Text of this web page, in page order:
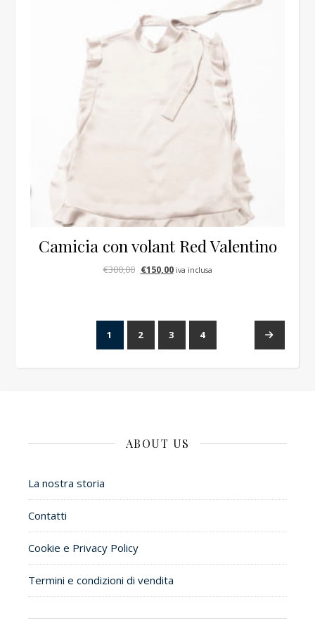
Camicia con volant Red Valentino
€300,00 Il prezzo originale era: €300,00.
€150,00Il prezzo attuale è: €150,00.
iva inclusa
1 2 3 4
ABOUT US
La nostra storia
Contatti
Cookie e Privacy Policy
Termini e condizioni di vendita